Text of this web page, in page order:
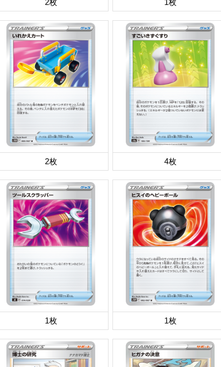
2枚 1枚
2枚 4枚
1枚 1枚